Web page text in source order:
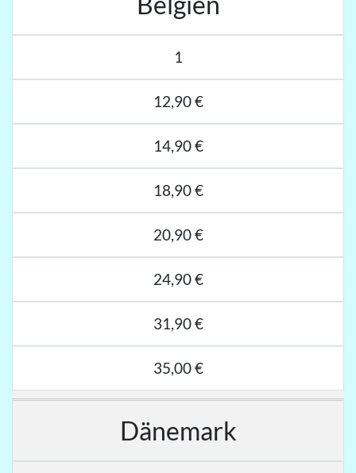
1
12,90 €
14,90 €
18,90 €
20,90 €
24,90 €
31,90 €
35,00 €
Dänemark